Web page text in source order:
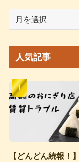
ブ
人気記事
【どんどん続報！